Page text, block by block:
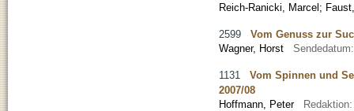
Reich-Ranicki, Marcel;
2599 Vom Genuss zur
Wagner, Horst
1131 Vom Spinnen und
2007/08
Hoffmann, Peter